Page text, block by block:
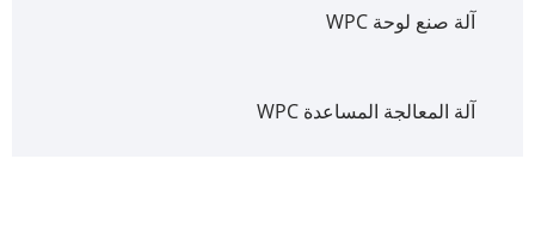
آلة صنع لوحة WPC
آلة المعالجة المساعدة WPC